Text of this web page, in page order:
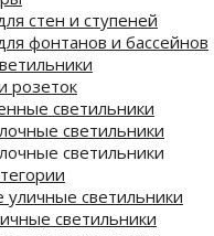
стен и ступеней
фонтанов и бассейнов
розеток
светильники
светильники
светильники
уличные светильники
светильники